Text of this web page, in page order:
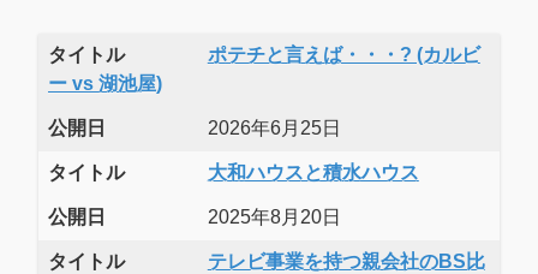
タイトル
ポテチと言えば・・・? (カルビ
ー vs 湖池屋)
公開日 2026年6月25日
タイトル 大和ハウスと積水ハウス
公開日 2025年8月20日
タイトル
テレビ事業を持つ親会社のBS比